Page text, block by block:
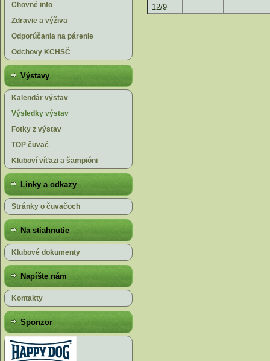
Chovné info
Zdravie a výživa
Odporúčania na párenie
Odchovy KCHSČ
Výstavy
Kalendár výstav
Výsledky výstav
Fotky z výstav
TOP čuvač
Kluboví víťazi a šampióni
Linky a odkazy
Stránky o čuvačoch
Na stiahnutie
Klubové dokumenty
Napíšte nám
Kontakty
Sponzor
12/9